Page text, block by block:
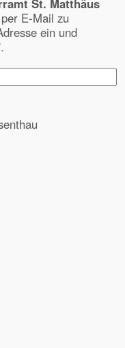
St. Matthäus
E-Mail zu
ein und